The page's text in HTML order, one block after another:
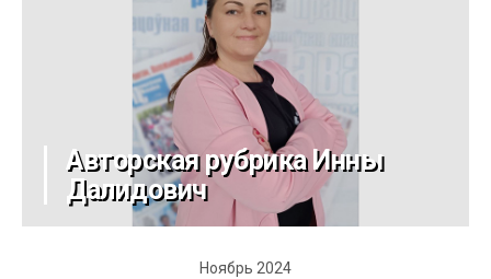
Авторская рубрика Инны
Далидович
Ноябрь 2024